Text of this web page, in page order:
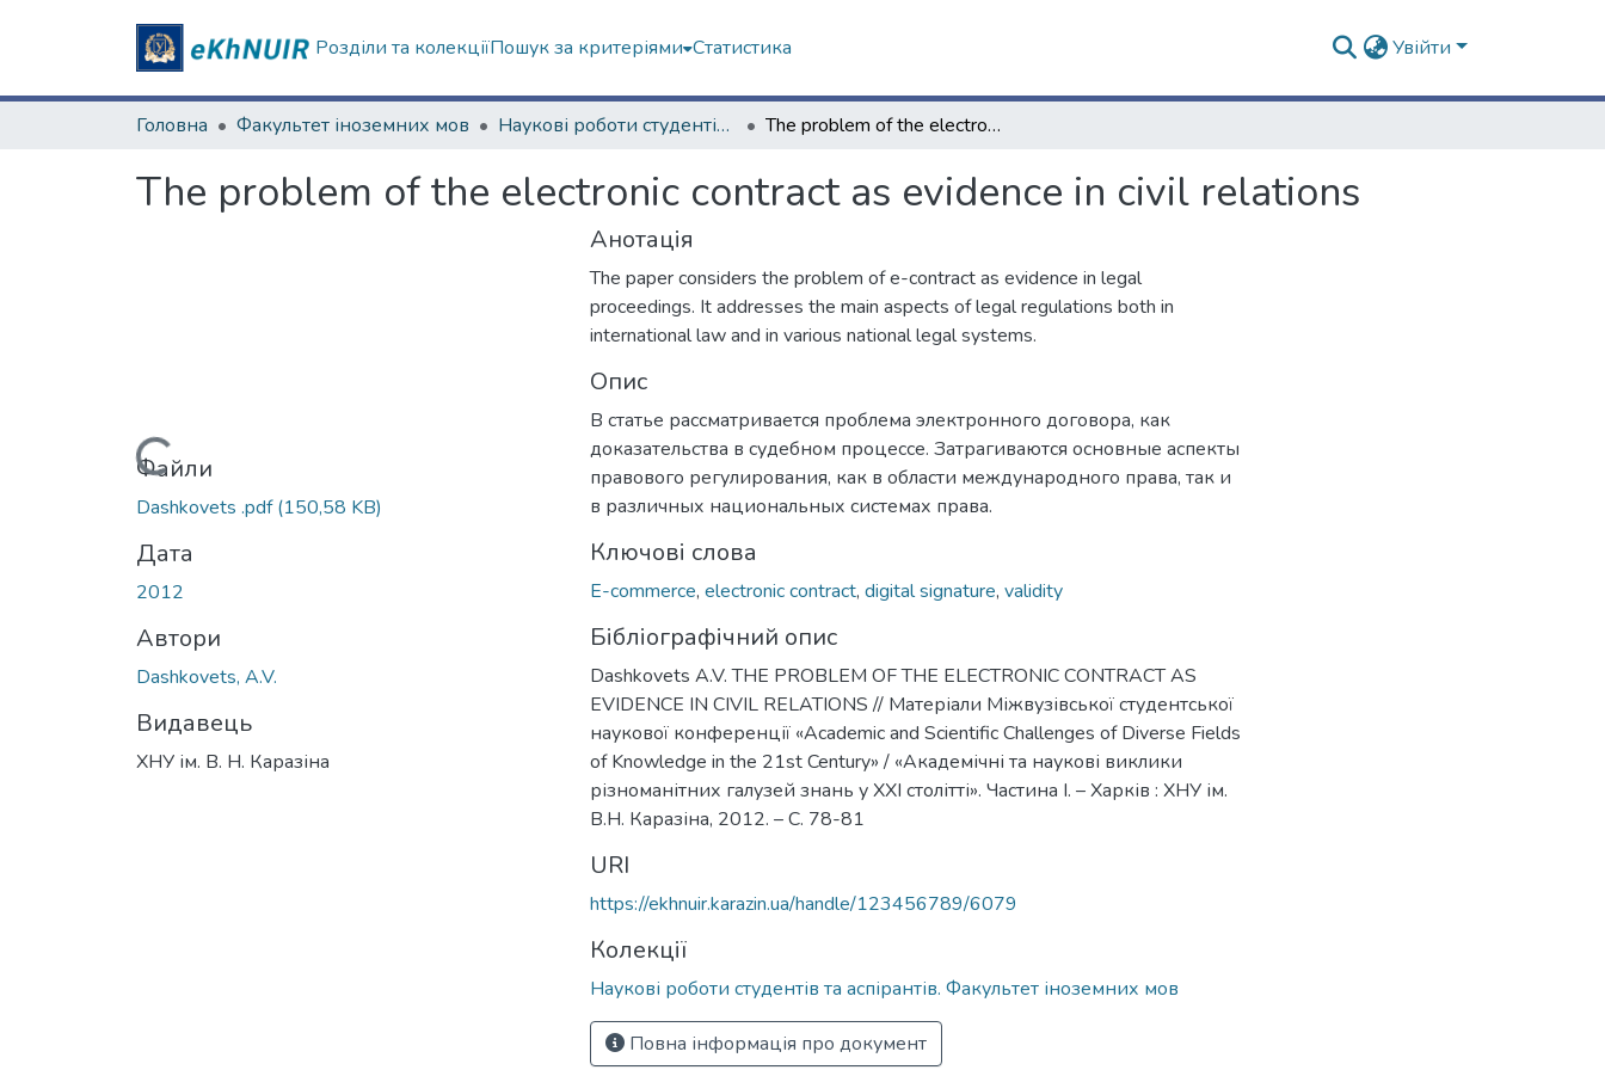
Розділи та колекціїПошук за критеріями Статистика Увійти
Головна Факультет іноземних мов Наукові роботи студентів та аспірантів. Факультет іноземних мов The problem of the electronic contract as evidence in civil relations
The problem of the electronic contract as evidence in civil relations
Вантажиться...
Файли
Dashkovets .pdf(150,58 KB)
Дата
2012
Автори
Dashkovets, A.V.
Видавець
ХНУ ім. В. Н. Каразіна
Анотація
The paper considers the problem of e-contract as evidence in legal
proceedings. It addresses the main aspects of legal regulations both in
international law and in various national legal systems.
Опис
В статье рассматривается проблема электронного договора, как
доказательства в судебном процессе. Затрагиваются основные аспекты
правового регулирования, как в области международного права, так и
в различных национальных системах права.
Ключові слова
E-commerce, electronic contract, digital signature, validity
Бібліографічний опис
Dashkovets A.V. THE PROBLEM OF THE ELECTRONIC CONTRACT AS
EVIDENCE IN CIVIL RELATIONS // Матеріали Міжвузівської студентської
наукової конференції «Academic and Scientific Challenges of Diverse Fields
of Knowledge in the 21st Century» / «Академічні та наукові виклики
різноманітних галузей знань у XXI столітті». Частина І. – Харків : ХНУ ім.
В.Н. Каразіна, 2012. – С. 78-81
URI
https://ekhnuir.karazin.ua/handle/123456789/6079
Колекції
Наукові роботи студентів та аспірантів. Факультет іноземних мов
Повна інформація про документ